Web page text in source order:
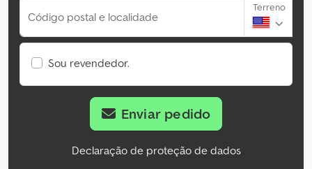
Código postal e localidade
Terreno
Sou revendedor.
Enviar pedido
Declaração de proteção de dados